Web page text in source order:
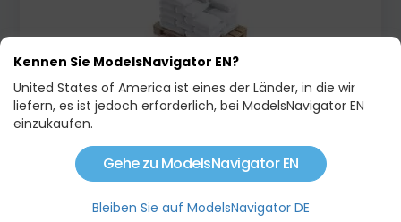
EINE PALETTE MIT ENTFERNTEM ZEMENT
4,00 €
Auf Lager
Kennen Sie ModelsNavigator EN?
United States of America ist eines der Länder, in die wir
liefern, es ist jedoch erforderlich, bei ModelsNavigator EN
einzukaufen.
Gehe zu ModelsNavigator EN
Bleiben Sie auf ModelsNavigator DE